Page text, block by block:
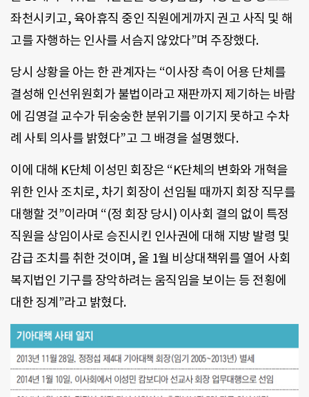
좌천시키고, 육아휴직 중인 직원에게까지 권고 사직 및 해
고를 자행하는 인사를 서슴지 않았다”며 주장했다.
당시 상황을 아는 한 관계자는 “이사장 측이 어용 단체를
결성해 인선위원회가 불법이라고 재판까지 제기하는 바람
에 김영걸 교수가 뒤숭숭한 분위기를 이기지 못하고 수차
례 사퇴 의사를 밝혔다”고 그 배경을 설명했다.
이에 대해 K단체 이성민 회장은 “K단체의 변화와 개혁을
위한 인사 조치로, 차기 회장이 선임될 때까지 회장 직무를
대행할 것”이라며 “(정 회장 당시) 이사회 결의 없이 특정
직원을 상임이사로 승진시킨 인사권에 대해 지방 발령 및
감급 조치를 취한 것이며, 올 1월 비상대책위를 열어 사회
복지법인 기구를 장악하려는 움직임을 보이는 등 전횡에
대한 징계”라고 밝혔다.